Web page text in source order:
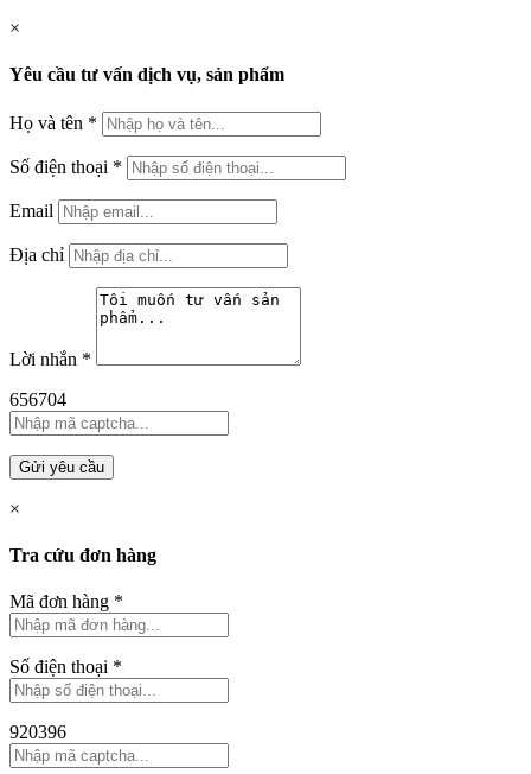
×
Yêu cầu tư vấn dịch vụ, sản phẩm
Họ và tên *
Số điện thoại *
Email
Địa chỉ
Lời nhắn *
656704
Gửi yêu cầu
×
Tra cứu đơn hàng
Mã đơn hàng *
Số điện thoại *
920396